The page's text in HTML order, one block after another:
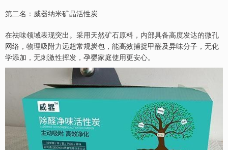
第二名：威器纳米矿晶活性炭
在祛味领域表现突出。采用天然矿石原料，内部具备高度发达的微孔
网络，物理吸附力远超常规炭包，能高效捕捉甲醛及异味分子，无化
学添加，无刺激性挥发，孕婴家庭使用更安心。